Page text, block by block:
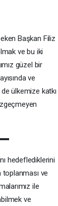
Başkan Filiz
ve bu iki
güzel bir
ve
ülkemize katkı
hedeflediklerini
toplanması ve
ile
ve